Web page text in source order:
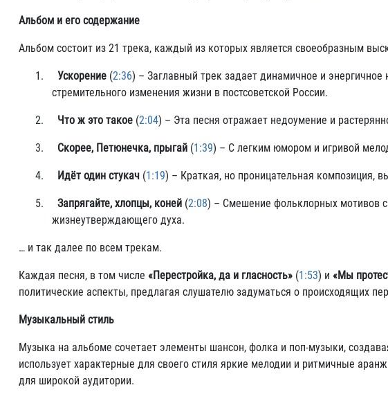
Альбом и его содержание
Альбом состоит из 21 трека, каждый из которых является своеобразным
1. Ускорение (2:36) – Заглавный трек задает динамичное и
стремительного изменения жизни в постсоветской России.
2. Что ж это такое (2:04) – Эта песня отражает недоумение и
3. Скорее, Петюнечка, прыгай (1:39) – С легким юмором и игривой
4. Идёт один стукач (1:19) – Краткая, но проницательная композиция,
5. Запрягайте, хлопцы, коней (2:08) – Смешение фольклорных мотивов
жизнеутверждающего духа.
… и так далее по всем трекам.
Каждая песня, в том числе «Перестройка, да и гласность» (1:53) и «Мы
политические аспекты, предлагая слушателю задуматься о происходящих
Музыкальный стиль
Музыка на альбоме сочетает элементы шансон, фолка и поп-музыки,
использует характерные для своего стиля яркие мелодии и ритмичные
для широкой аудитории.